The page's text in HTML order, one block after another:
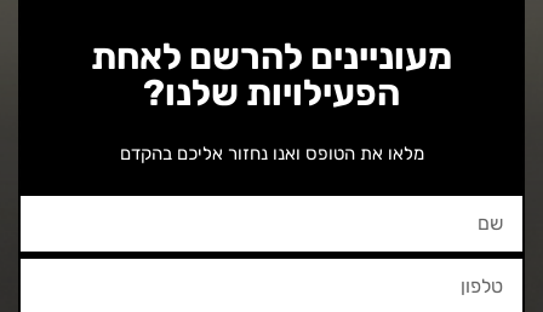
מעוניינים להרשם לאחת
הפעילויות שלנו?
מלאו את הטופס ואנו נחזור אליכם בהקדם